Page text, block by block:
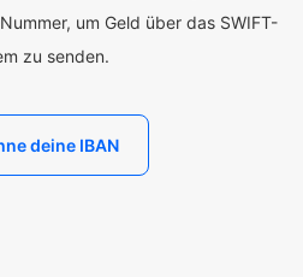
um Geld über das SWIFT-
zu senden.
deine IBAN